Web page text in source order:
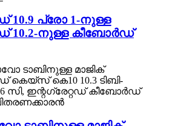
പ്രോ 1-നുള്ള
നുള്ള കീബോർഡ്